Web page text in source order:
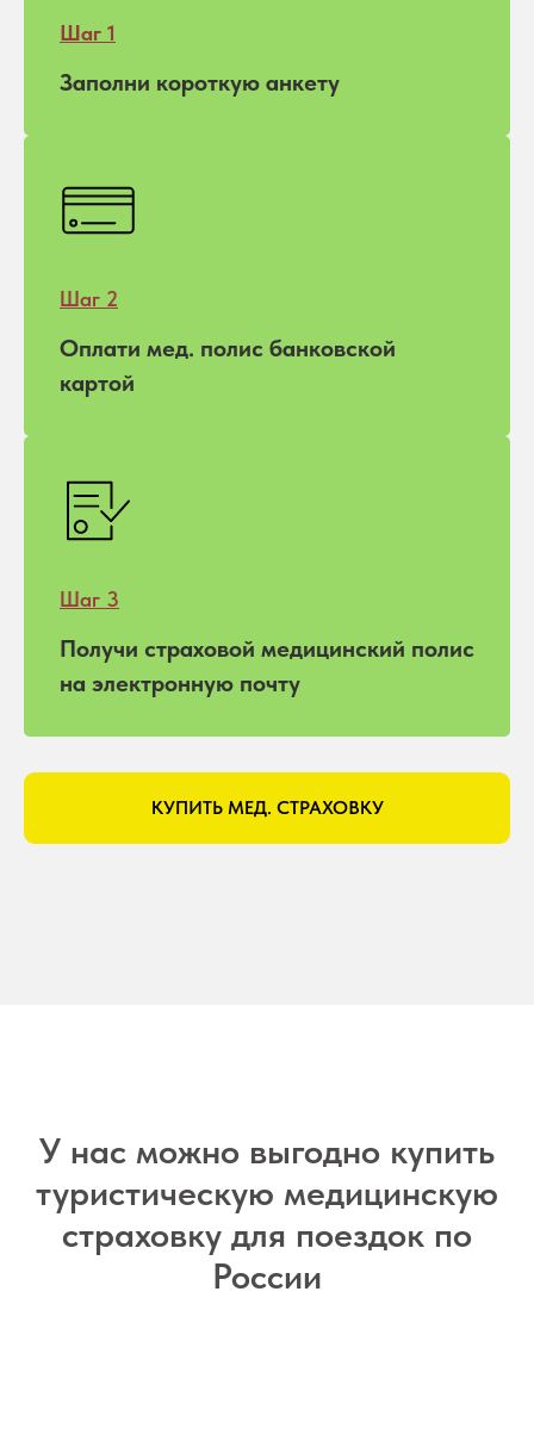
Шаг 1
Заполни короткую анкету
Шаг 2
Оплати мед. полис банковской
картой
Шаг 3
Получи страховой медицинский полис
на электронную почту
КУПИТЬ МЕД. СТРАХОВКУ
У нас можно выгодно купить
туристическую медицинскую
страховку для поездок по
России